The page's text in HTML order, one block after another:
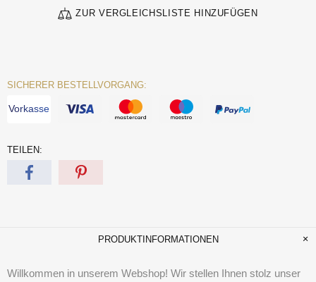
ZUR VERGLEICHSLISTE HINZUFÜGEN
SICHERER BESTELLVORGANG:
Vorkasse
TEILEN:
PRODUKTINFORMATIONEN
Willkommen in unserem Webshop! Wir stellen Ihnen stolz unser